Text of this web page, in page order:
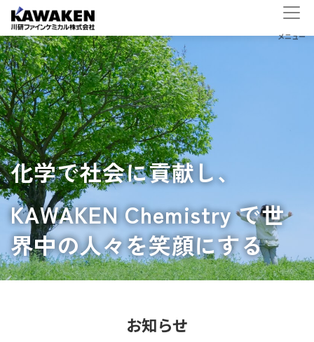
化学で社会に貢献し、
KAWAKEN Chemistry で世
界中の人々を笑顔にする
お知らせ